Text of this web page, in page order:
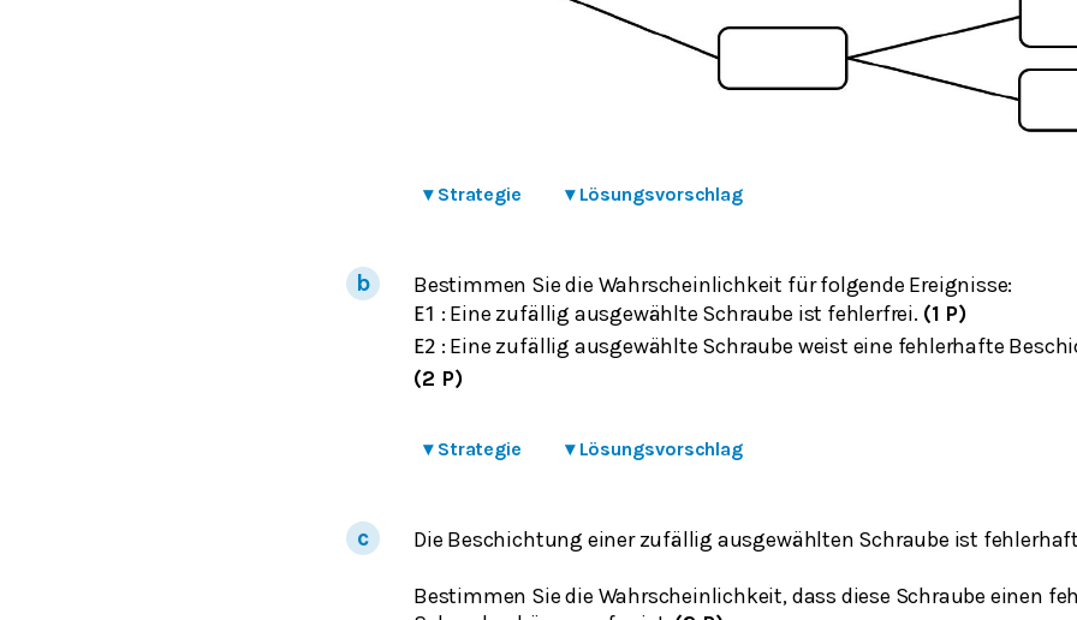
▾ Strategie ▾ Lösungsvorschlag
Bestimmen Sie die Wahrscheinlichkeit für folgende Ereignisse:
E1 : Eine zufällig ausgewählte Schraube ist fehlerfrei. (1 P)
E2 : Eine zufällig ausgewählte Schraube weist eine fehlerhafte
(2 P)
▾ Strategie ▾ Lösungsvorschlag
Die Beschichtung einer zufällig ausgewählten Schraube ist
Bestimmen Sie die Wahrscheinlichkeit, dass diese Schraube einen